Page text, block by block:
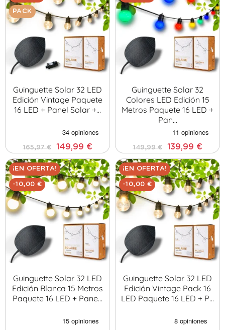
PACK
Guinguette Solar 32 LED
Edición Vintage Paquete
16 LED + Panel Solar +…
165,97 € 149,99 €
Guinguette Solar 32
Colores LED Edición 15
Metros Paquete 16 LED +
Pan…
149,99 € 139,99 €
¡EN OFERTA!
-10,00 €
Guinguette Solar 32 LED
Edición Blanca 15 Metros
Paquete 16 LED + Pane…
¡EN OFERTA!
-10,00 €
Guinguette Solar 32 LED
Edición Vintage Pack 16
LED Paquete 16 LED + P…